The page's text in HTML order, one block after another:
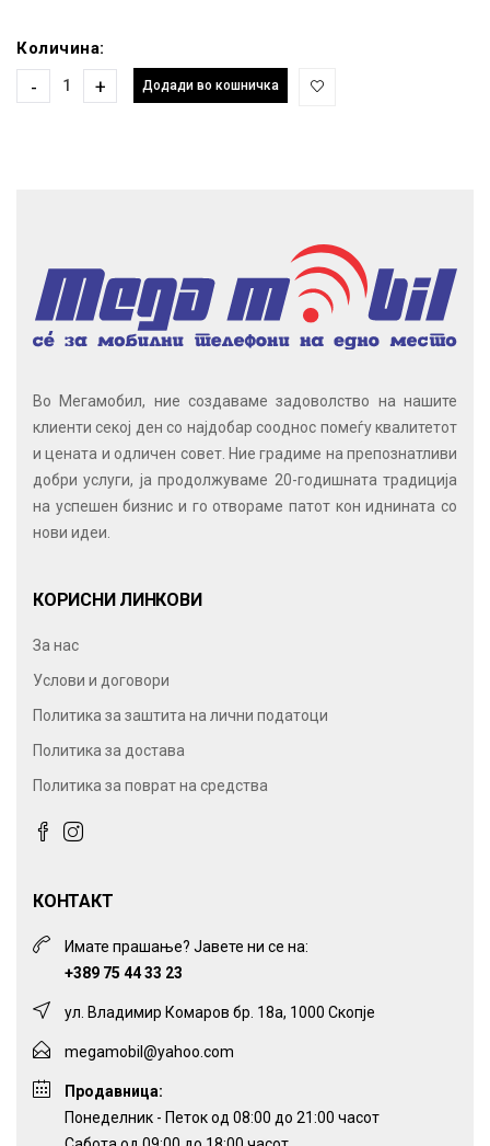
Количина:
- + Додади во кошничка
Во Мегамобил, ние создаваме задоволство на нашите
клиенти секој ден со најдобар сооднос помеѓу квалитетот
и цената и одличен совет. Ние градиме на препознатливи
добри услуги, ја продолжуваме 20-годишната традиција
на успешен бизнис и го отвораме патот кон иднината со
нови идеи.
КОРИСНИ ЛИНКОВИ
За нас
Услови и договори
Политика за заштита на лични податоци
Политика за достава
Политика за поврат на средства
КОНТАКТ
Имате прашање? Јавете ни се на:
+389 75 44 33 23
ул. Владимир Комаров бр. 18а, 1000 Скопје
megamobil@yahoo.com
Продавница:
Понеделник - Петок од 08:00 до 21:00 часот